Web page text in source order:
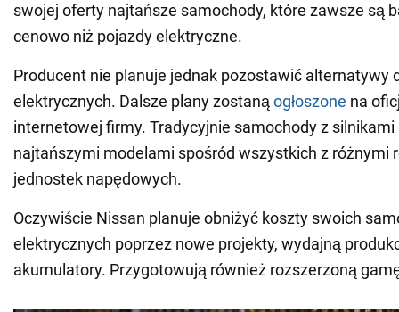
swojej oferty najtańsze samochody, które zawsze są
cenowo niż pojazdy elektryczne.
Producent nie planuje jednak pozostawić alternatywy
elektrycznych. Dalsze plany zostanąogłoszone na
internetowej firmy. Tradycyjnie samochody z
najtańszymi modelami spośród wszystkich z różnymi
jednostek napędowych.
Oczywiście Nissan planuje obniżyć koszty swoich
elektrycznych poprzez nowe projekty, wydajną
akumulatory. Przygotowują również rozszerzoną